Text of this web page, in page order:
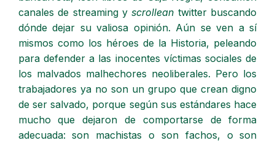
canales de streaming yscrollean twitter buscando
dónde dejar su valiosa opinión. Aún se ven a sí
mismos como los héroes de la Historia, peleando
para defender a las inocentes víctimas sociales de
los malvados malhechores neoliberales. Pero los
trabajadores ya no son un grupo que crean digno
de ser salvado, porque según sus estándares hace
mucho que dejaron de comportarse de forma
adecuada: son machistas o son fachos, o son